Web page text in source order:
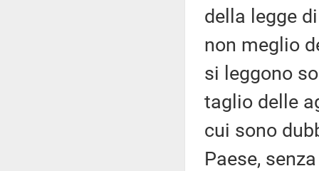
della legge
non meglio
si leggono
taglio delle
cui sono
Paese,